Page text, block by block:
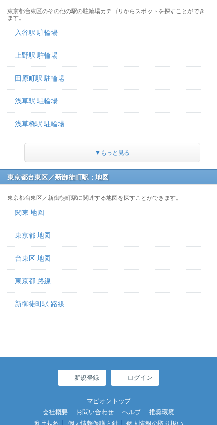
東京都台東区のその他の駅の駐輪場カテゴリからスポットを探すことができ
ます。
入谷駅 駐輪場
上野駅 駐輪場
田原町駅 駐輪場
浅草駅 駐輪場
浅草橋駅 駐輪場
▼もっと見る
東京都台東区／新御徒町駅：地図
東京都台東区／新御徒町駅に関連する地図を探すことができます。
関東 地図
東京都 地図
台東区 地図
東京都 路線
新御徒町駅 路線
新規登録 ログイン
マピオントップ
会社概要
お問い合わせ ヘルプ
推奨環境
利用規約
個人情報保護方針 個人情報の取り扱い